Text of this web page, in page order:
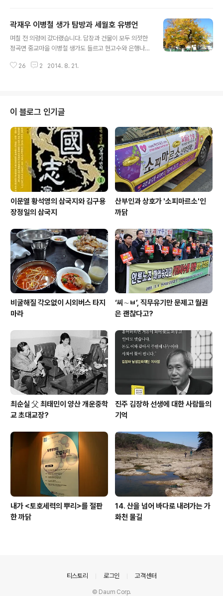
교육 확대로 돈이 없어 공부하지 못하는 경우는 크게 줄었
다 했습니다. 지역에서 어지간히 공부를 하는 아이들은 집
안이 대부분 먹고살만해 장학금이 아쉬운 실정은 아니라고
이 적지 않아 중복도 잦다고 했습니다. 좋은 생각으로 장학
곽재우 이병철 생가 탐방과 세월호 유병언
며칠 전 의령에 갔더랬습니다. 담장과 건물이 모두 의젓한
정곡면 중교마을 이병철 생가도 들르고 현고수와 은행나무
남짓씩 머물렀는데 그 분위기가 사뭇 달랐습니다. 의병장
는 임진왜란이 터지자 본가·외가 재산을 모두 털어 의병을
모으고 전투에 나섰습니다. 기강나루전투와 정암나루전투
에서 왜적을 무찔러 낙동강 서쪽 영남 내륙과 호남을 지켜
냈습니다. 원래부터 본거지였던 의령은 물론 창녕·합천 등
지에서도 용맹을 떨쳐 그이와 관련된 숱한 전설이 오늘날
까지 이어지고 있습니다. 전란이 끝난 뒤 행적 또..
26 2 2014. 8. 21.
이 블로그 인기글
이문열 황석영의 삼국지와 김구용
장정일의 삼국지
산부인과 상호가 '소피마르소'인
까닭
비굴해질 각오없이 시외버스 타지
마라
‘씨∼ㅂ’, 직무유기만 문제고 월권
은 괜찮다고?
최순실 父 최태민이 양산 개운중학
교 초대교장?
진주 김장하 선생에 대한 사람들의
기억
내가 <토호세력의 뿌리>를 절판
한 까닭
14. 산을 넘어 바다로 내려가는 가
화천 물길
티스토리 로그인 고객센터
© Daum Corp.